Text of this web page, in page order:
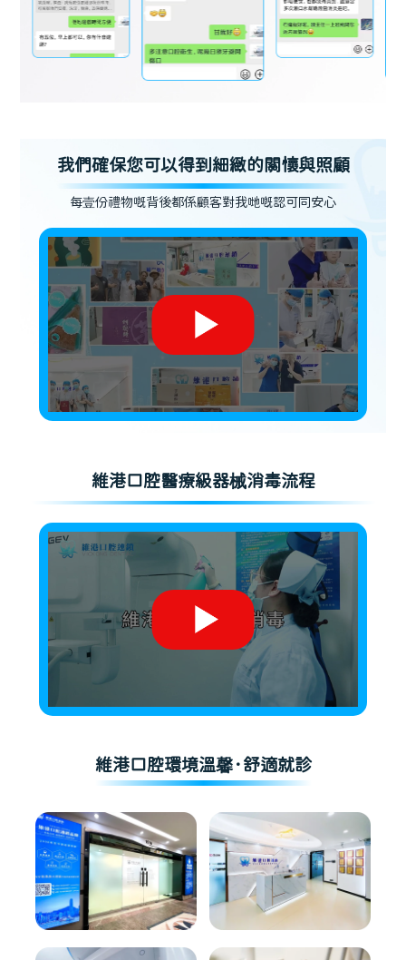
我們確保您可以得到細緻的關懷與照顧
每壹份禮物嘅背後都係顧客對我哋嘅認可同安心
維港口腔醫療級器械消毒流程
維港口腔環境溫馨·舒適就診